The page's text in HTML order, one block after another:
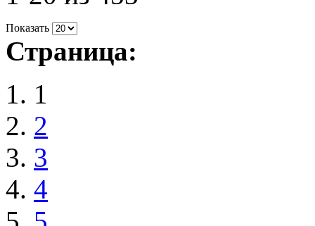
Показать
Страница:
1
2
3
4